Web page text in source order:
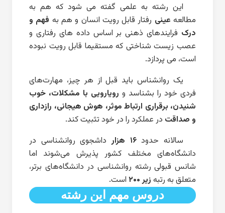
این رشته به علمی گفته می شود که هم به
مطالعهعینی رفتار قابل رویت انسان و هم به فهم و
درک فرایندهای ذهنی بر اساس داده های رفتاری و
عصب زیست شناختی که مستقیما قابل رویت نبوده
است، می پردازد.
یک روانشناس باید قبل از هر چیز، مهارت‌های
فردی خود را بشناسد و رویارویی با مشکلات، خوب
شنیدن، برقراری ارتباط موثر، هوش هیجانی، رازداری
و صداقت در عملکرد را در خود تثبیت کند.
سالانه حدود۱۶ هزار
داشجوی روانشناسی در
دانشگاه‌های مختلف کشور پذیرش می‌شوند اما
شانس قبولی رشته روانشناسی در دانشگاه‌های برتر،
متعلق به رتبه زیر ۲۰۰ است.
دروس مهم این رشته